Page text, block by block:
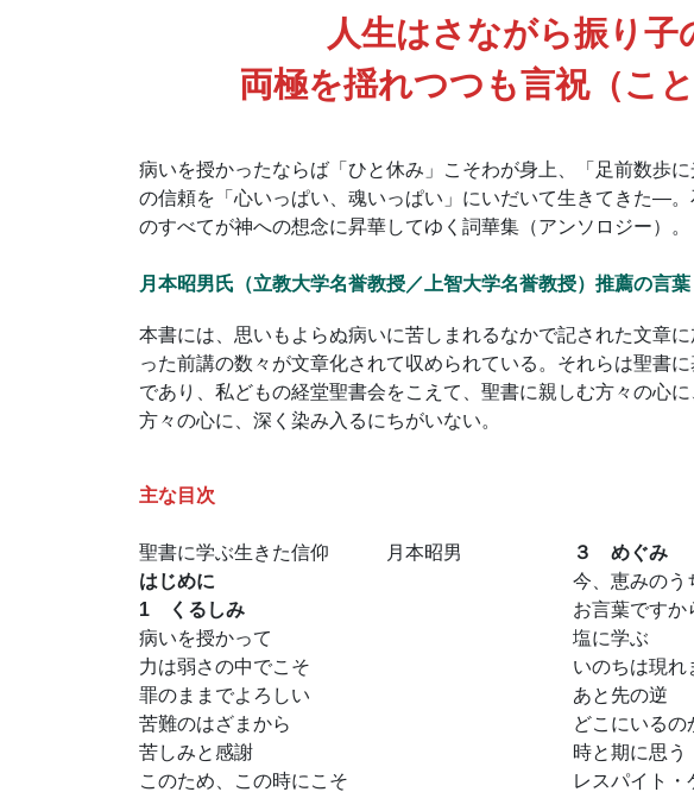
人生はさながら振り子
両極を揺れつつも言祝（こ
病いを授かったならば「ひと休み」こそわが身上、「足前数歩
の信頼を「心いっぱい、魂いっぱい」にいだいて生きてきた―
のすべてが神への想念に昇華してゆく詞華集（アンソロジー）。
月本昭男氏（立教大学名誉教授／上智大学名誉教授）推薦の言葉
本書には、思いもよらぬ病いに苦しまれるなかで記された文章
った前講の数々が文章化されて収められている。それらは聖書
であり、私どもの経堂聖書会をこえて、聖書に親しむ方々の心
方々の心に、深く染み入るにちがいない。
主な目次
聖書に学ぶ生きた信仰 月本昭男
はじめに
1 くるしみ
病いを授かって
力は弱さの中でこそ
罪のままでよろしい
苦難のはざまから
苦しみと感謝
このため、この時にこそ
３ めぐみ
今、恵みのう
お言葉ですか
塩に学ぶ
いのちは現れ
あと先の逆
どこにいるの
時と期に思う
レスパイト・